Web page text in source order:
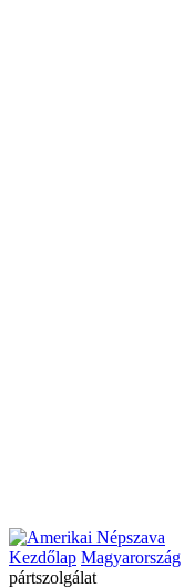
Kezdőlap Magyarország
pártszolgálat